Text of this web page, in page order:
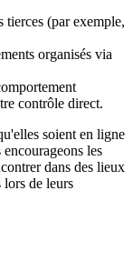
tierces (par exemple,
organisés via
contrôle direct.
soient en ligne
les
dans des lieux
lors de leurs